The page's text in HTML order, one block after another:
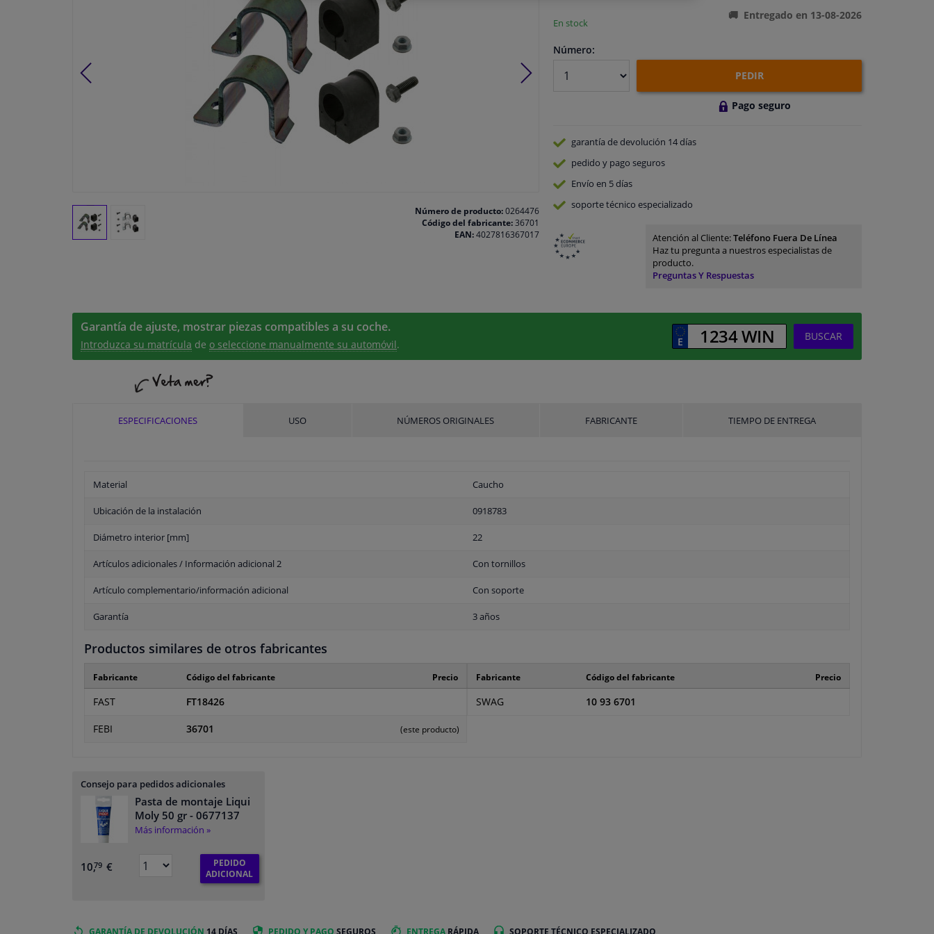
Número de producto:0264476
Código del fabricante:36701
EAN:4027816367017
En stock
Entregado en 13-08-2026
Número:
PEDIR
Pago seguro
garantía de devolución 14 días
pedido y pago seguros
Envío en 5 días
soporte técnico especializado
Atención al Cliente:Teléfono Fuera De Línea
Haz tu pregunta a nuestros especialistas de
producto.
Preguntas Y Respuestas
Garantía de ajuste, mostrar piezas compatibles a su coche.
Introduzca su matrícula de o seleccione manualmente su automóvil.
BUSCAR
ESPECIFICACIONES USO NÚMEROS ORIGINALES FABRICANTE TIEMPO DE ENTREGA
Material Caucho
Ubicación de la instalación 0918783
Diámetro interior [mm] 22
Artículos adicionales / Información adicional 2 Con tornillos
Artículo complementario/información adicional Con soporte
Garantía 3 años
Productos similares de otros fabricantes
Fabricante Código del fabricante Precio
FAST FT18426
FEBI 36701 (este producto)
Fabricante Código del fabricante Precio
SWAG 10 93 6701
Consejo para pedidos adicionales
Pasta de montaje Liqui
Moly 50 gr - 0677137
Más información »
10,79 €
PEDIDO
ADICIONAL
GARANTÍA DE DEVOLUCIÓN 14 DÍAS PEDIDO Y PAGO SEGUROS ENTREGA RÁPIDA SOPORTE TÉCNICO ESPECIALIZADO